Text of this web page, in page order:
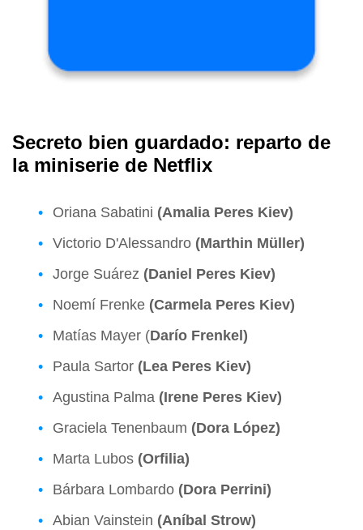
Secreto bien guardado: reparto de
la miniserie de Netflix
Oriana Sabatini (Amalia Peres Kiev)
Victorio D'Alessandro (Marthin Müller)
Jorge Suárez (Daniel Peres Kiev)
Noemí Frenke (Carmela Peres Kiev)
Matías Mayer (Darío Frenkel)
Paula Sartor (Lea Peres Kiev)
Agustina Palma (Irene Peres Kiev)
Graciela Tenenbaum (Dora López)
Marta Lubos (Orfilia)
Bárbara Lombardo (Dora Perrini)
Abian Vainstein (Aníbal Strow)